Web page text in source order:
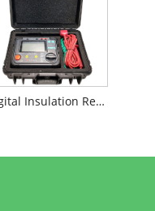
Digital Insulation Resistance Tester